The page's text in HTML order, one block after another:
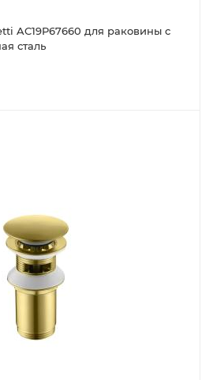
AC19P67660 для раковины с
сталь